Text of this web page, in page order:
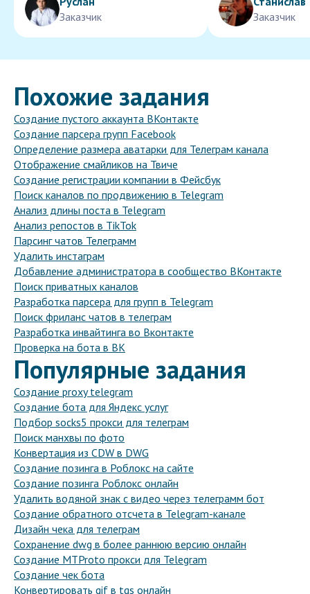
Заказчик
Заказчик
Похожие задания
Создание пустого аккаунта ВКонтакте
Создание парсера групп Facebook
Определение размера аватарки для Телеграм канала
Отображение смайликов на Твиче
Создание регистрации компании в Фейсбук
Поиск каналов по продвижению в Telegram
Анализ длины поста в Telegram
Анализ репостов в TikTok
Парсинг чатов Телеграмм
Удалить инстаграм
Добавление администратора в сообщество ВКонтакте
Поиск приватных каналов
Разработка парсера для групп в Telegram
Поиск фриланс чатов в телеграм
Разработка инвайтинга во Вконтакте
Проверка на бота в ВК
Популярные задания
Создание proxy telegram
Создание бота для Яндекс услуг
Подбор socks5 прокси для телеграм
Поиск манхвы по фото
Конвертация из CDW в DWG
Создание позинга в Роблокс на сайте
Создание позинга Роблокс онлайн
Удалить водяной знак с видео через телеграмм бот
Создание обратного отсчета в Telegram-канале
Дизайн чека для телеграм
Сохранение dwg в более раннюю версию онлайн
Создание MTProto прокси для Telegram
Создание чек бота
Конвертировать gif в tgs онлайн